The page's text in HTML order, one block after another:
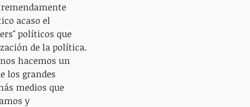
acaso el
políticos que
de la política.
hacemos un
los grandes
medios que
y